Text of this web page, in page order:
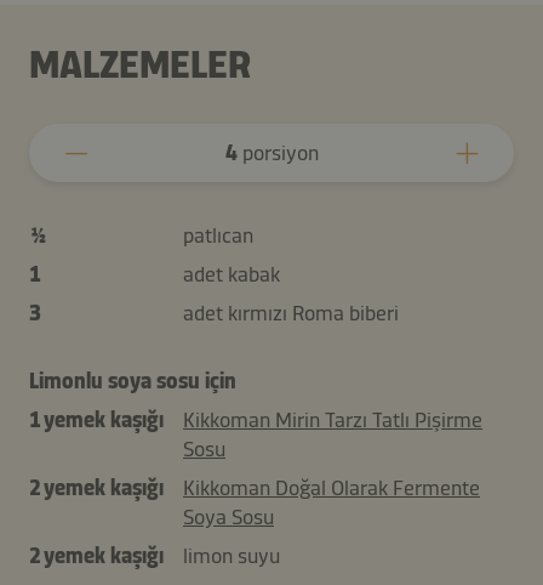
MALZEMELER
4porsiyon
½
patlıcan
1
adet kabak
3
adet kırmızı Roma biberi
Limonlu soya sosu için
1 yemek kaşığı
Kikkoman Mirin Tarzı Tatlı Pişirme
Sosu
2 yemek kaşığı
Kikkoman Doğal Olarak Fermente
Soya Sosu
2 yemek kaşığı
limon suyu